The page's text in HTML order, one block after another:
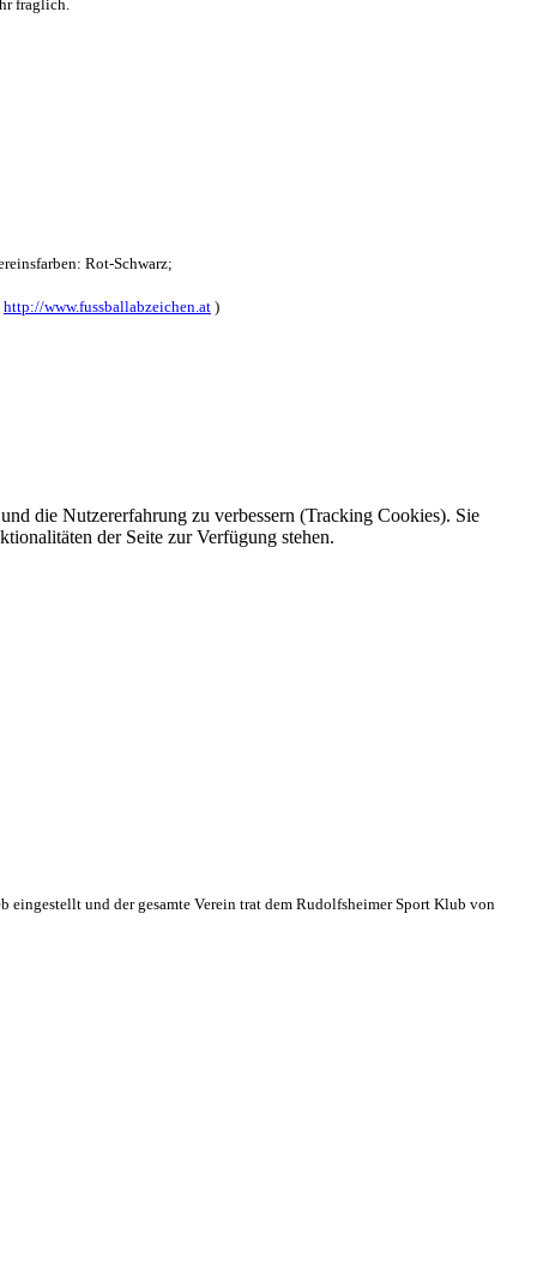
die Nutzererfahrung zu verbessern (Tracking Cookies). Sie
der Seite zur Verfügung stehen.
fraglich.
Rot-Schwarz;
http://www.fussballabzeichen.at )
eingestellt und der gesamte Verein trat dem Rudolfsheimer Sport Klub von